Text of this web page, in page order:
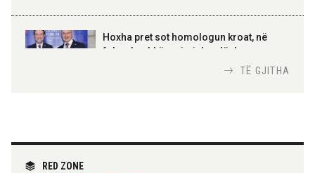
100-vjetori i themelimit të
Urdhrit të Skënderbeut
Hoxha pret sot homologun kroat, në
fokus bashkëpunimi dypalësh
partneritetit strategjik
TË GJITHA
RED ZONE